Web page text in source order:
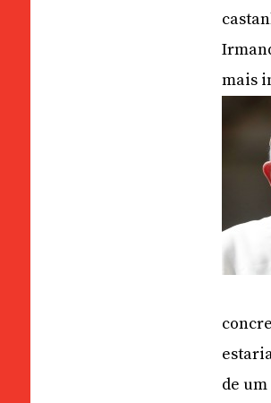
mais
de